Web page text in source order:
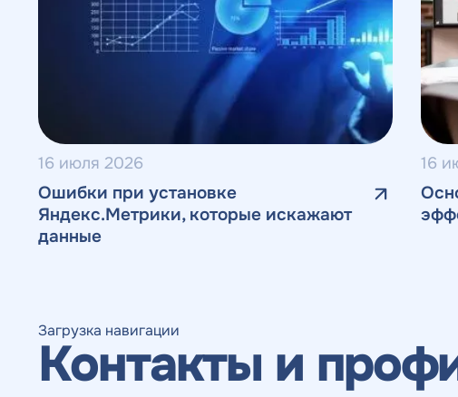
16 июля 2026
Ошибки при установке
Яндекс.Метрики, которые искажают
данные
16
Загрузка навигации
Контакты и